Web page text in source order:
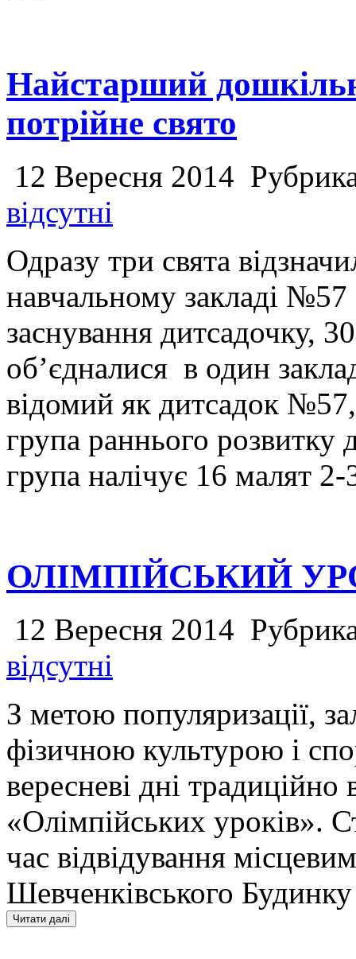
Найстарший
потрійне свято
12 Вересня 2014
відсутні
Одразу три свята
навчальному закладі №57
заснування дитсадочку,
об’єдналися в один
відомий як дитсадок №57,
група раннього
група налічує 16 малят 2-
ОЛІМПІЙСЬКИЙ
12 Вересня 2014
відсутні
З метою популяризації,
фізичною культурою і
вересневі дні традиційно
«Олімпійських уроків».
час відвідування
Шевченківського